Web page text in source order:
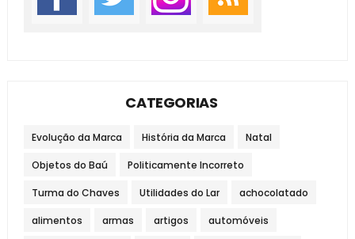
CATEGORIAS
Evolução da Marca História da Marca Natal
Objetos do Baú Politicamente Incorreto
Turma do Chaves Utilidades do Lar achocolatado
alimentos armas artigos automóveis